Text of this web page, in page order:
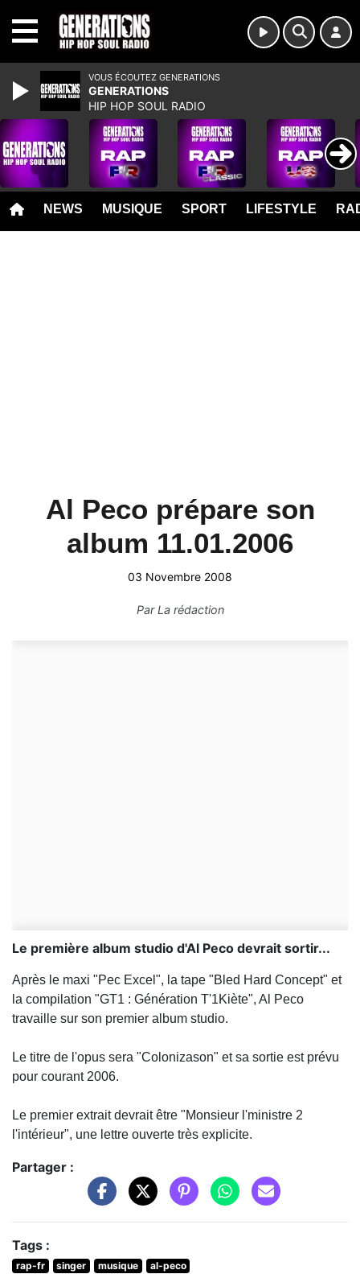
NEWS MUSIQUE SPORT LIFESTYLE
Al Peco prépare son
album 11.01.2006
03 Novembre 2008
ParLa rédaction
Le première album studio d'Al Peco devrait sortir...
Après le maxi "Pec Excel", la tape "Bled Hard Concept" et
la compilation "GT1 : Génération T'1Kiète", Al Peco
travaille sur son premier album studio.
Le titre de l'opus sera "Colonizason" et sa sortie est prévu
pour courant 2006.
Le premier extrait devrait être "Monsieur l'ministre 2
l'intérieur", une lettre ouverte très explicite.
Partager :
Tags :
rap-fr singer musique al-peco
VOUS ÉCOUTEZ GENERATIONS
GENERATIONS
HIP HOP SOUL RADIO